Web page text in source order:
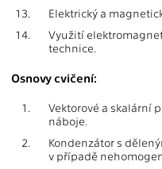
13.
Elektrický a
14.
Využití
technice.
Osnovy cvičení:
1.
Vektorové a skalární
náboje.
2.
Kondenzátor s
v případě